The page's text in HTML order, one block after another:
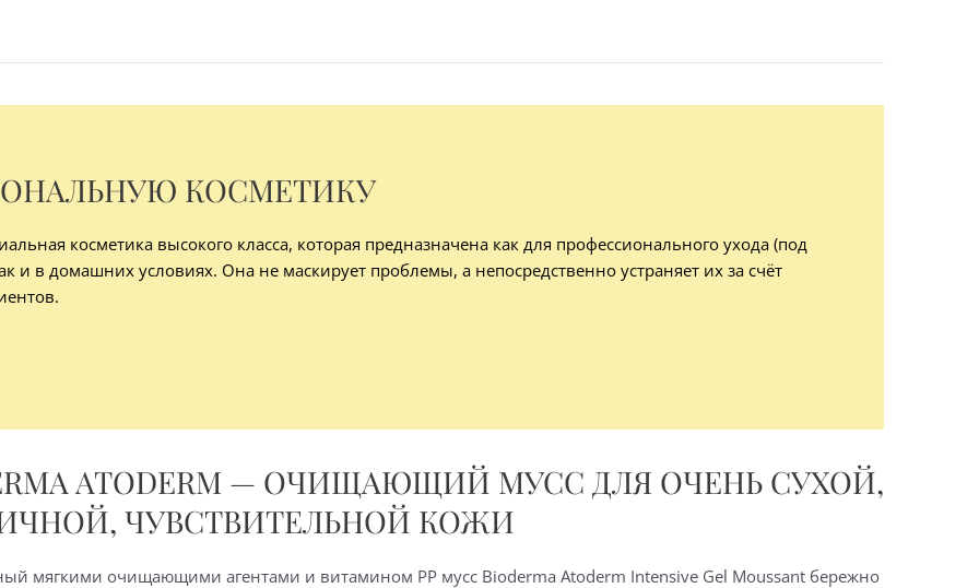
КОСМЕТИКУ
косметика высокого класса, которая предназначена как для профессионального ухода (под
и в домашних условиях. Она не маскирует проблемы, а непосредственно устраняет их за счёт
ATODERM — ОЧИЩАЮЩИЙ МУСС ДЛЯ ОЧЕНЬ СУХОЙ,
ЧУВСТВИТЕЛЬНОЙ КОЖИ
мягкими очищающими агентами и витамином PP мусс Bioderma Atoderm Intensive Gel Moussant бережно